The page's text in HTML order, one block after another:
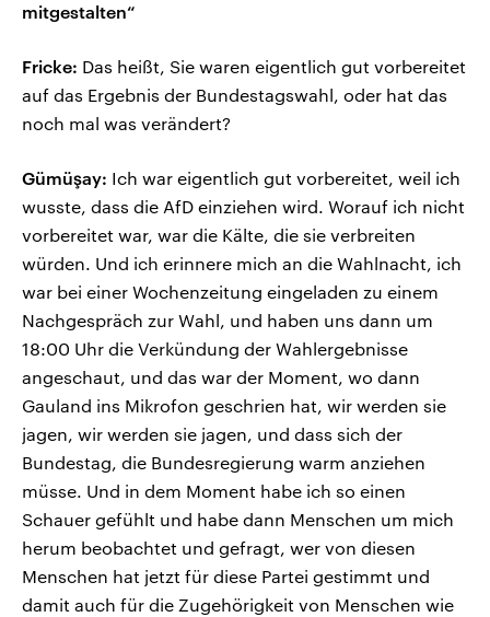
mitgestalten“
Fricke: Das heißt, Sie waren eigentlich gut vorbereitet
auf das Ergebnis der Bundestagswahl, oder hat das
noch mal was verändert?
Gümüşay: Ich war eigentlich gut vorbereitet, weil ich
wusste, dass die AfD einziehen wird. Worauf ich nicht
vorbereitet war, war die Kälte, die sie verbreiten
würden. Und ich erinnere mich an die Wahlnacht, ich
war bei einer Wochenzeitung eingeladen zu einem
Nachgespräch zur Wahl, und haben uns dann um
18:00 Uhr die Verkündung der Wahlergebnisse
angeschaut, und das war der Moment, wo dann
Gauland ins Mikrofon geschrien hat, wir werden sie
jagen, wir werden sie jagen, und dass sich der
Bundestag, die Bundesregierung warm anziehen
müsse. Und in dem Moment habe ich so einen
Schauer gefühlt und habe dann Menschen um mich
herum beobachtet und gefragt, wer von diesen
Menschen hat jetzt für diese Partei gestimmt und
damit auch für die Zugehörigkeit von Menschen wie